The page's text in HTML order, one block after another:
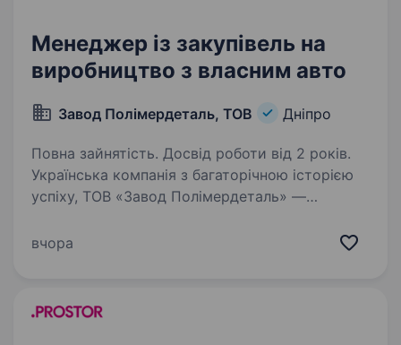
Менеджер із закупівель на
виробництво з власним авто
Завод Полімердеталь, ТОВ Дніпро
Повна зайнятість. Досвід роботи від 2 років.
Українська компанія з багаторічною історією
успіху, ТОВ «Завод Полімердеталь» —
санітарно-технічного призначення та товарів
вчора